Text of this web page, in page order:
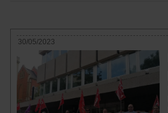
30/05/2023